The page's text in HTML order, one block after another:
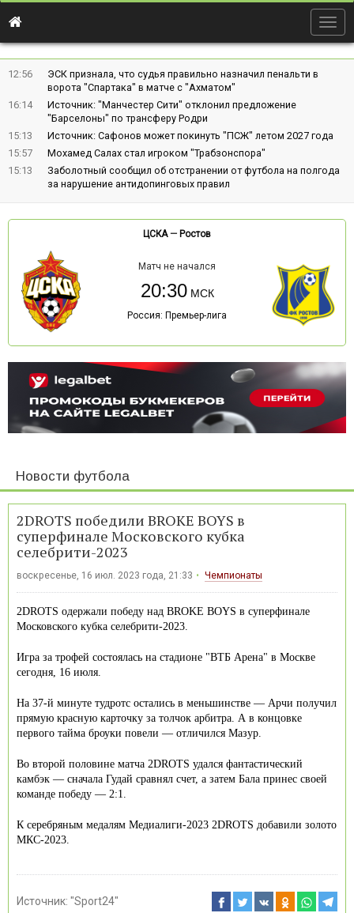
12:56
ЭСК признала, что судья правильно назначил пенальти в
ворота "Спартака" в матче с "Ахматом"
16:14
Источник: "Манчестер Сити" отклонил предложение
"Барселоны" по трансферу Родри
15:13
Источник: Сафонов может покинуть "ПСЖ" летом 2027 года
15:57
Мохамед Салах стал игроком "Трабзонспора"
15:13
Заболотный сообщил об отстранении от футбола на полгода
за нарушение антидопинговых правил
ЦСКА— Ростов
Матч не начался
20:30
Россия: Премьер-лига
Новости футбола
2DROTS победили BROKE BOYS в
суперфинале Московского кубка
селебрити-2023
воскресенье, 16 июл. 2023 года, 21:33 Чемпионаты
2DROTS одержали победу над BROKE BOYS в суперфинале
Московского кубка селебрити-2023.
Игра за трофей состоялась на стадионе "ВТБ Арена" в Москве
сегодня, 16 июля.
На 37-й минуте тудротс остались в меньшинстве — Арчи получил
прямую красную карточку за толчок арбитра. А в концовке
первого тайма броуки повели — отличился Мазур.
Во второй половине матча 2DROTS удался фантастический
камбэк — сначала Гудай сравнял счет, а затем Бала принес своей
команде победу — 2:1.
К серебряным медалям Медиалиги-2023 2DROTS добавили золото
МКС-2023.
Источник: "Sport24"